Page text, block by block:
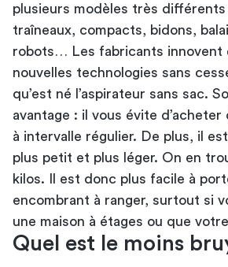
plusieurs modèles très différents
traîneaux, compacts, bidons,
robots … Les fabricants innovent
nouvelles technologies sans
qu’est né l’aspirateur sans sac.
avantage : il vous évite
à intervalle régulier. De plus, il
plus petit et plus léger. On en
kilos. Il est donc plus facile à
encombrant à ranger, surtout si
une maison à étages ou que
Quel est le moins